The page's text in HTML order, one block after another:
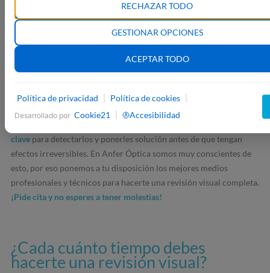
¿POR QUÉ DEBES
MANTENER TU
GRADUACIÓN
ACTUALIZADA?
Aunque no lo notes, nuestra visión va cambiando a lo largo de los
años. Pueden ser cambios imperceptibles o alteraciones más
clave para detectarlos y ponerles solución antes de que tengan
efectos irreversibles. En Anfer Óptica somos muy conscientes de
esto, por eso ponemos a tu disposición los mejores medios
profesionales y técnicos para hacerte una revisión visual completa.
¡Pide cita y no esperes a tener molestias!
¿Cada cuánto tiempo debes
hacerte una revisión visual?
RECHAZAR TODO
GESTIONAR OPCIONES
ACEPTAR TODO
Política de privacidad Política de cookies
Desarrollado por Cookie21 Accesibilidad